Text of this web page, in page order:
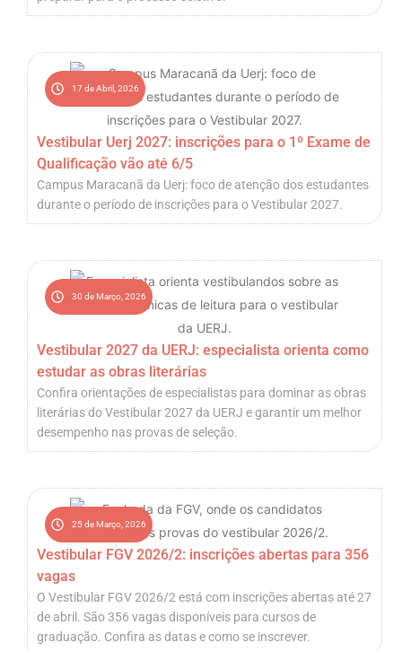
17 de Abril, 2026
Vestibular Uerj 2027: inscrições para o 1º Exame de
Qualificação vão até 6/5
Campus Maracanã da Uerj: foco de atenção dos estudantes
durante o período de inscrições para o Vestibular 2027.
30 de Março, 2026
Vestibular 2027 da UERJ: especialista orienta como
estudar as obras literárias
Confira orientações de especialistas para dominar as obras
literárias do Vestibular 2027 da UERJ e garantir um melhor
desempenho nas provas de seleção.
25 de Março, 2026
Vestibular FGV 2026/2: inscrições abertas para 356
vagas
O Vestibular FGV 2026/2 está com inscrições abertas até 27
de abril. São 356 vagas disponíveis para cursos de
graduação. Confira as datas e como se inscrever.